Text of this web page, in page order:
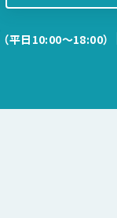
（平日10:00〜18:00）